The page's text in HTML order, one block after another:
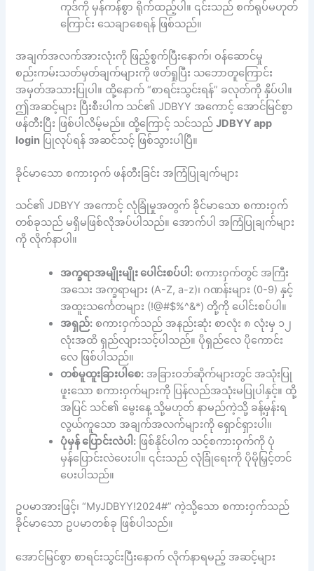
ကုဒ်ကို မှန်ကန်စွာ ရိုက်ထည့်ပါ။ ၎င်းသည် စက်ရုပ်မဟုတ်
ကြောင်း သေချာစေရန် ဖြစ်သည်။
အချက်အလက်အားလုံးကို ဖြည့်စွက်ပြီးနောက်၊ ဝန်ဆောင်မှု
စည်းကမ်းသတ်မှတ်ချက်များကို ဖတ်ရှုပြီး သဘောတူကြောင်း
အမှတ်အသားပြုပါ။ ထို့နောက် “စာရင်းသွင်းရန်” ခလုတ်ကို နှိပ်ပါ။
ဤအဆင့်များ ပြီးစီးပါက သင်၏ JDBYY အကောင့် အောင်မြင်စွာ
ဖန်တီးပြီး ဖြစ်ပါလိမ့်မည်။ ထို့ကြောင့် သင်သည်JDBYY app
login ပြုလုပ်ရန် အဆင်သင့် ဖြစ်သွားပါပြီ။
ခိုင်မာသော စကားဝှက် ဖန်တီးခြင်း အကြံပြုချက်များ
သင်၏ JDBYY အကောင့် လုံခြုံမှုအတွက် ခိုင်မာသော စကားဝှက်
တစ်ခုသည် မရှိမဖြစ်လိုအပ်ပါသည်။ အောက်ပါ အကြံပြုချက်များ
ကို လိုက်နာပါ။
အက္ခရာအမျိုးမျိုး ပေါင်းစပ်ပါ: စကားဝှက်တွင် အကြီး
အသေး အက္ခရာများ (A-Z, a-z)၊ ဂဏန်းများ (0-9) နှင့်
အထူးသင်္ကေတများ (!@#$%^&*) တို့ကို ပေါင်းစပ်ပါ။
အရှည်: စကားဝှက်သည် အနည်းဆုံး စာလုံး ၈ လုံးမှ ၁၂
လုံးအထိ ရှည်လျားသင့်ပါသည်။ ပိုရှည်လေ ပိုကောင်း
လေ ဖြစ်ပါသည်။
တစ်မူထူးခြားပါစေ: အခြားဝဘ်ဆိုက်များတွင် အသုံးပြု
ဖူးသော စကားဝှက်များကို ပြန်လည်အသုံးမပြုပါနှင့်။ ထို့
အပြင် သင်၏ မွေးနေ့ သို့မဟုတ် နာမည်ကဲ့သို့ ခန့်မှန်းရ
လွယ်ကူသော အချက်အလက်များကို ရှောင်ရှားပါ။
ပုံမှန် ပြောင်းလဲပါ: ဖြစ်နိုင်ပါက သင့်စကားဝှက်ကို ပုံ
မှန်ပြောင်းလဲပေးပါ။ ၎င်းသည် လုံခြုံရေးကို ပိုမိုမြှင့်တင်
ပေးပါသည်။
ဥပမာအားဖြင့်၊ “MyJDBYY!2024#” ကဲ့သို့သော စကားဝှက်သည်
ခိုင်မာသော ဥပမာတစ်ခု ဖြစ်ပါသည်။
အောင်မြင်စွာ စာရင်းသွင်းပြီးနောက် လိုက်နာရမည့် အဆင့်များ